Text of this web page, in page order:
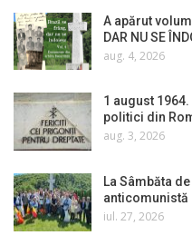
A apărut
DAR NU SE
aug. 4, 2026
1 august
politici din
aug. 3, 2026
La Sâmbăta
anticomunistă
iul. 27, 2026